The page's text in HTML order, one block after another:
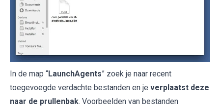
In de map “LaunchAgents” zoek je naar recent
toegevoegde verdachte bestanden en je verplaatst deze
naar de prullenbak. Voorbeelden van bestanden